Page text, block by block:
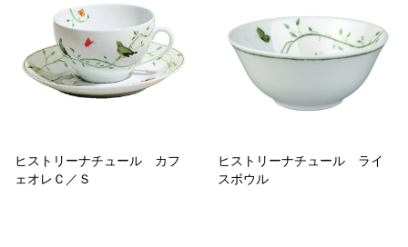
ヒストリーナチュール カフ
ェオレＣ／Ｓ
ヒストリーナチュール ライ
スボウル